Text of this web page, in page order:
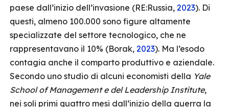
paese dall’inizio dell’invasione (RE:Russia, 2023). Di
questi, almeno 100.000 sono figure altamente
specializzate del settore tecnologico, che ne
rappresentavano il 10% (Borak, 2023). Ma l’esodo
contagia anche il comparto produttivo e aziendale.
Secondo uno studio di alcuni economisti della Yale
School of Management e del Leadership Institute,
nei soli primi quattro mesi dall’inizio della guerra la